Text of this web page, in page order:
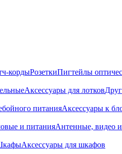
кордыРозеткиПигтейлы
Аксессуары для лотков
питанияАксессуары к
и питанияАнтенные, видео
Аксессуары для шкафов